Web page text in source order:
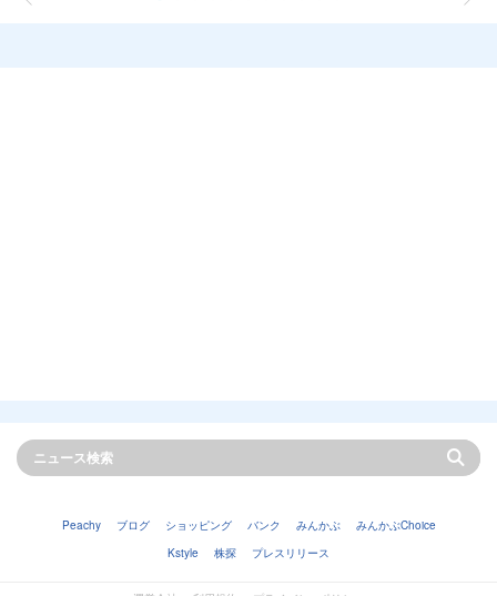
Peachy ブログ ショッピング バンク みんかぶ
みんかぶChoice
Kstyle
株探 プレスリリース